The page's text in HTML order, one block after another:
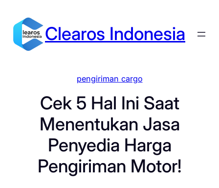
content
Clearos Indonesia
pengiriman cargo
Cek 5 Hal Ini Saat
Menentukan Jasa
Penyedia Harga
Pengiriman Motor!